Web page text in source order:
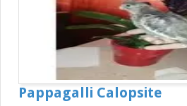
Pappagalli Calopsite